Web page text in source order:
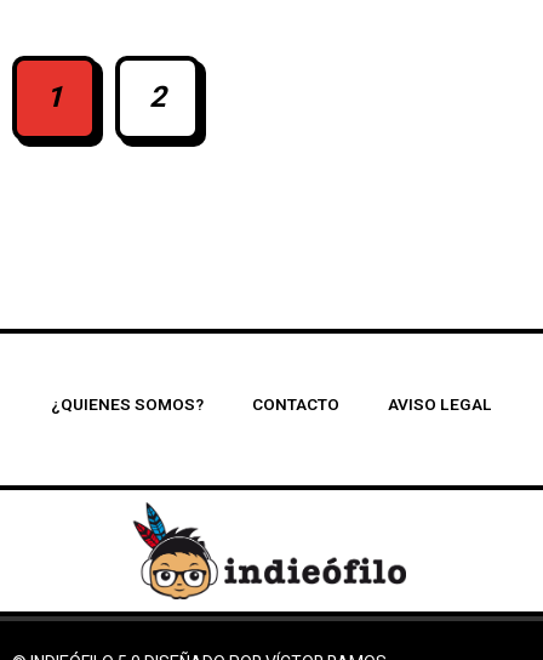
1 2
¿QUIENES SOMOS? CONTACTO AVISO LEGAL